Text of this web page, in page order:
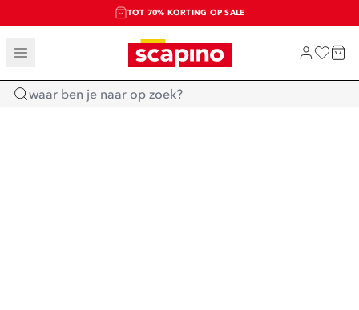
TOT 70% KORTING OP SALE
SALE: LAATSTE KANS!
SHOP NIEUW
Home